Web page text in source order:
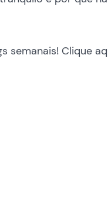
semanais! Clique